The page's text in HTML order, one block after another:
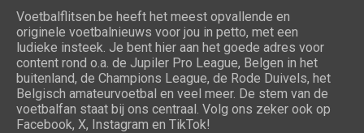
Voetbalflitsen.be heeft het meest opvallende en
originele voetbalnieuws voor jou in petto, met een
ludieke insteek. Je bent hier aan het goede adres voor
content rond o.a. de Jupiler Pro League, Belgen in het
buitenland, de Champions League, de Rode Duivels, het
Belgisch amateurvoetbal en veel meer. De stem van de
voetbalfan staat bij ons centraal. Volg ons zeker ook op
Facebook, X, Instagram en TikTok!